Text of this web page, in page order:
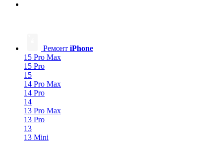
Ремонт iPhone
15 Pro Max
15 Pro
15
14 Pro Max
14 Pro
14
13 Pro Max
13 Pro
13
13 Mini